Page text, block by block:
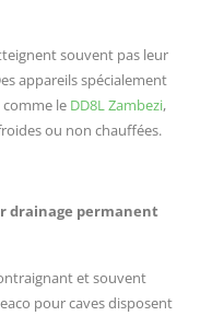
souvent pas leur
appareils spécialement
le DD8L Zambezi,
ou non chauffées.
drainage permanent
et souvent
pour caves disposent